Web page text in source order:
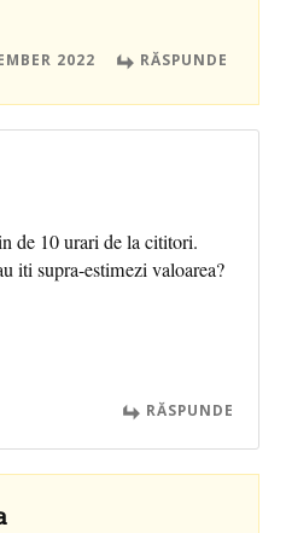
2022 RĂSPUNDE
de 10 urari de la cititori.
iti supra-estimezi valoarea?
RĂSPUNDE